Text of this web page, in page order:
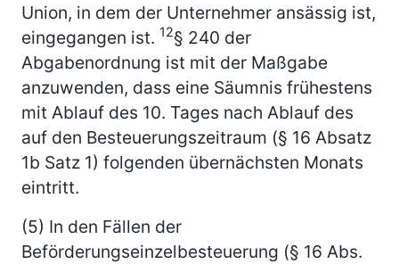
Union, in dem der Unternehmer ansässig ist,
eingegangen ist. 12§ 240 der
Abgabenordnung ist mit der Maßgabe
anzuwenden, dass eine Säumnis frühestens
mit Ablauf des 10. Tages nach Ablauf des
auf den Besteuerungszeitraum (§ 16 Absatz
1b Satz 1) folgenden übernächsten Monats
eintritt.
(5) In den Fällen der
Beförderungseinzelbesteuerung (§ 16 Abs.